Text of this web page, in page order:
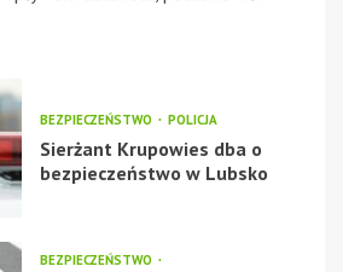
BEZPIECZEŃSTWO POLICJA
Sierżant Krupowies dba o
bezpieczeństwo w Lubsko
BEZPIECZEŃSTWO